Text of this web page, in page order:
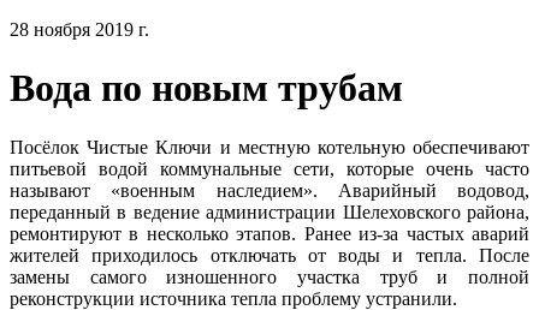
28 ноября 2019 г.
Вода по новым трубам
Посёлок Чистые Ключи и местную котельную обеспечивают
питьевой водой коммунальные сети, которые очень часто
называют «военным наследием». Аварийный водовод,
переданный в ведение администрации Шелеховского района,
ремонтируют в несколько этапов. Ранее из-за частых аварий
жителей приходилось отключать от воды и тепла. После
замены самого изношенного участка труб и полной
реконструкции источника тепла проблему устранили.